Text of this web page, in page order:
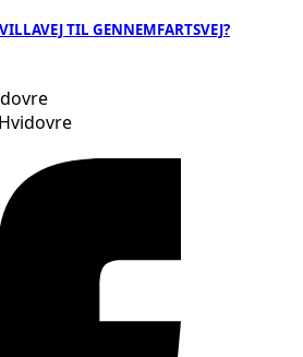
TIL GENNEMFARTSVEJ?